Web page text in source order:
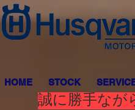
HOME STOCK
誠に勝手なが